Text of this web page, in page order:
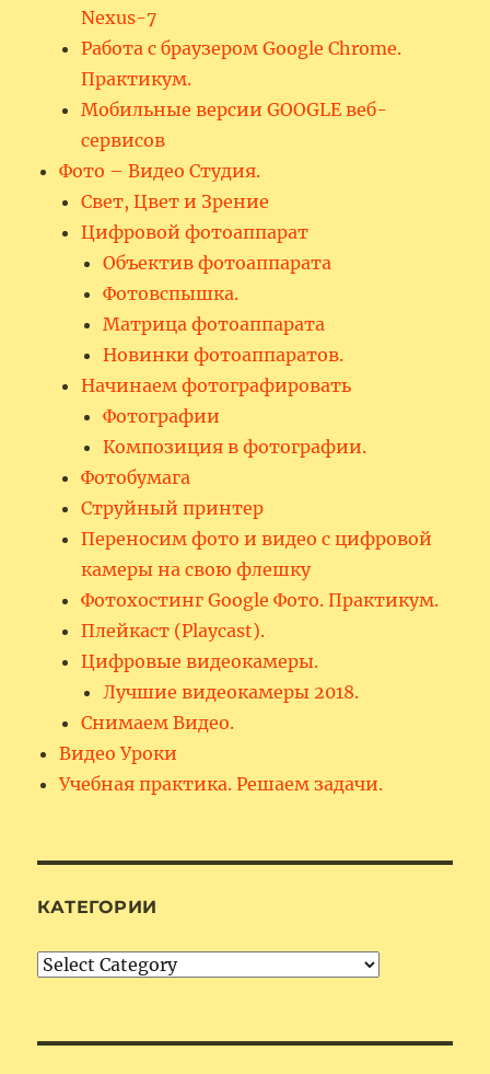
Nexus-7
Работа с браузером Google Chrome.
Практикум.
Мобильные версии GOOGLE веб-
сервисов
Фото – Видео Студия.
Свет, Цвет и Зрение
Цифровой фотоаппарат
Объектив фотоаппарата
Фотовспышка.
Матрица фотоаппарата
Новинки фотоаппаратов.
Начинаем фотографировать
Фотографии
Композиция в фотографии.
Фотобумага
Струйный принтер
Переносим фото и видео с цифровой
камеры на свою флешку
Фотохостинг Google Фото. Практикум.
Плейкаст (Playcast).
Цифровые видеокамеры.
Лучшие видеокамеры 2018.
Снимаем Видео.
Видео Уроки
Учебная практика. Решаем задачи.
КАТЕГОРИИ
Категории